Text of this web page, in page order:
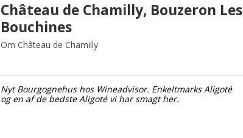
Château de Chamilly, Bouzeron Les
Bouchines
Om Château de Chamilly
Nyt Bourgognehus hos Wineadvisor. Enkeltmarks Aligoté
og en af de bedste Aligoté vi har smagt her.